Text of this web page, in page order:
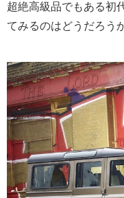
超絶高級品でもある初
てみるのはどうだろう